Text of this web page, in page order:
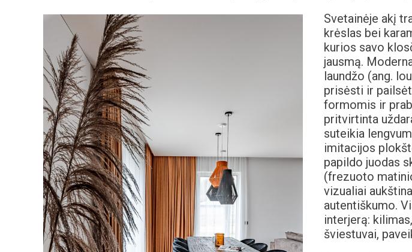
Svetainėje akį
krėslas bei
kurios savo
jausmą.
laundžo (ang.
prisėsti ir
formomis ir
pritvirtinta
suteikia
imitacijos
papildo juodas
(frezuoto
vizualiai
autentiškumo.
interjerą:
šviestuvai,